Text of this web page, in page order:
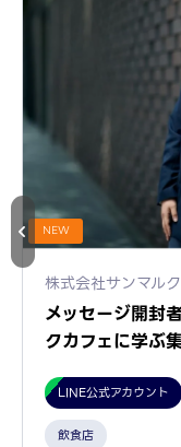
NEW
株式会社サンマル
メッセージ開封
クカフェに学ぶ
LINE公式アカウント
飲食店